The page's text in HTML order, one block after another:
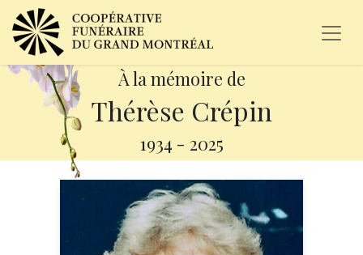
À la mémoire de
Thérèse Crépin
1934 - 2025